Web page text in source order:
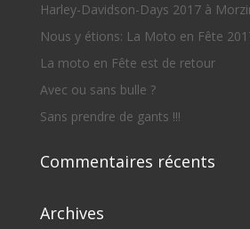
Harley-Davidson-Days 2017 à
Nous y étions: La Moto en Fête
La moto en Fête est de retour
Avec ou sans bulle ?
Sans prendre de gants !!!
Commentaires récents
Archives